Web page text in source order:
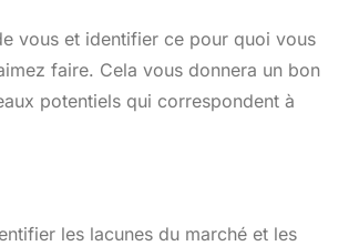
vous et identifier ce pour quoi vous
faire. Cela vous donnera un bon
potentiels qui correspondent à
les lacunes du marché et les